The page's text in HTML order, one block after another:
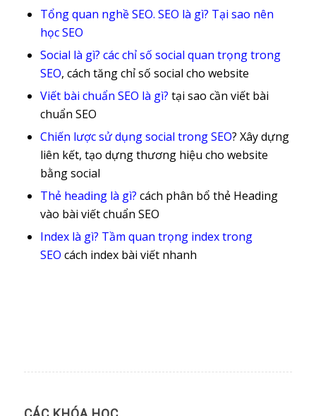
Tổng quan nghề SEO. SEO là gì? Tại sao nên
học SEO
Social là gì? các chỉ số social quan trọng trong
SEO, cách tăng chỉ số social cho website
Viết bài chuẩn SEO là gì? tại sao cần viết bài
chuẩn SEO
Chiến lược sử dụng social trong SEO? Xây dựng
liên kết, tạo dựng thương hiệu cho website
bằng social
Thẻ heading là gì? cách phân bổ thẻ Heading
vào bài viết chuẩn SEO
Index là gì? Tầm quan trọng index trong
SEO cách index bài viết nhanh